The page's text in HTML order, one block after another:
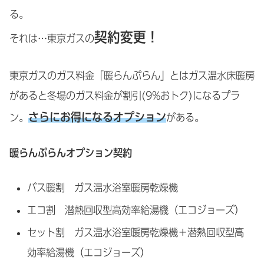
る。
それは…東京ガスの契約変更！
東京ガスのガス料金「暖らんぷらん」とはガス温水床暖房
があると冬場のガス料金が割引(9%おトク)になるプラ
ン。 さらにお得になるオプションがある。
暖らんぷらんオプション契約
バス暖割 ガス温水浴室暖房乾燥機
エコ割 潜熱回収型高効率給湯機（エコジョーズ）
セット割 ガス温水浴室暖房乾燥機＋潜熱回収型高
効率給湯機（エコジョーズ）